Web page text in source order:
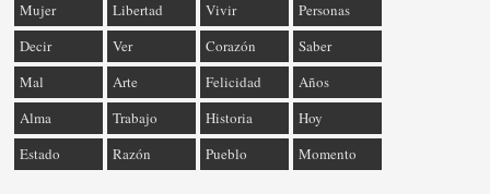
Mujer
Libertad Vivir
Personas
Decir
Ver Corazón
Saber
Mal
Arte Felicidad
Años
Alma
Trabajo Historia
Hoy
Estado
Razón Pueblo Momento